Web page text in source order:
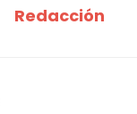
Redacción